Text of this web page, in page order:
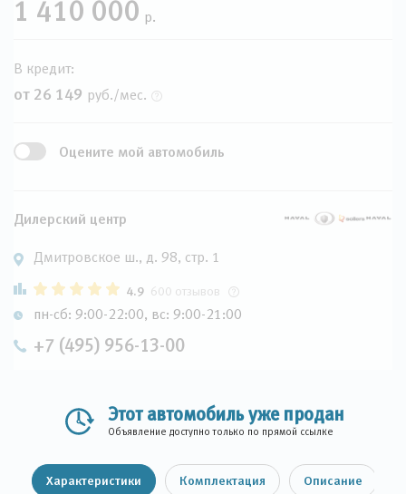
1 410 000 р.
В кредит:
от 26 149 руб./мес.
Оцените мой автомобиль
Дилерский центр
Дмитровское ш., д. 98, стр. 1
4.9 600 отзывов
пн-сб: 9:00-22:00, вс: 9:00-21:00
+7 (495) 956-13-00
Этот автомобиль уже продан
Объявление доступно только по прямой ссылке
Характеристики Комплектация Описание